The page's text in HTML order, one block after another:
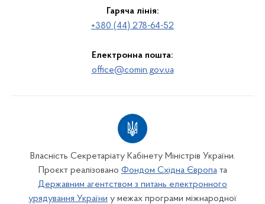
Гаряча лінія:
+380 (44) 278-64-52
Електронна пошта:
office@comin.gov.ua
Власність Секретаріату Кабінету Міністрів України.
Проєкт реалізовано Фондом Східна Європата
Державним агентством з питань електронного
урядування України у межах програми міжнародної